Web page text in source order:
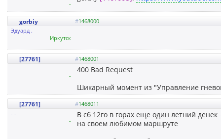
-
gorbiy #1468000
Эдуард .
Иркутск
[27761] #1468001
- -
-
400 Bad Request
Шикарный момент из "Управление
[27761] #1468011
- -
-
В сб 12го в горах еще один летний
на своем любимом маршруте